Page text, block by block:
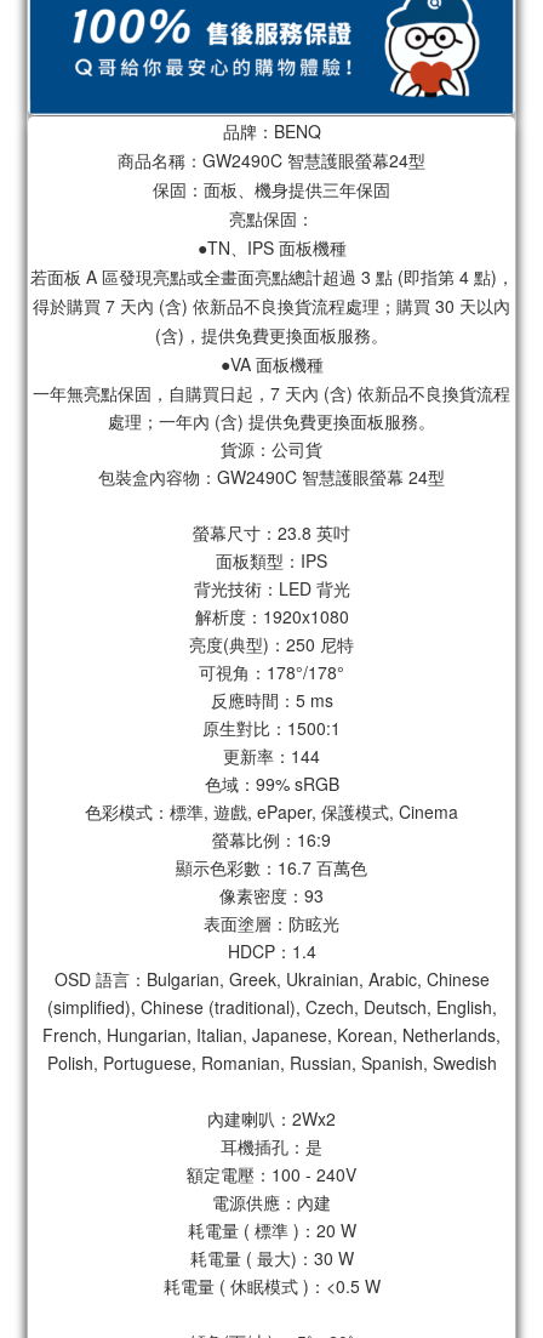
品牌：BENQ
商品名稱：GW2490C 智慧護眼螢幕24型
保固：面板、機身提供三年保固
亮點保固：
●TN、IPS 面板機種
若面板 A 區發現亮點或全畫面亮點總計超過 3 點 (即指第 4 點)，
得於購買 7 天內 (含) 依新品不良換貨流程處理；購買 30 天以內
(含)，提供免費更換面板服務。
●VA 面板機種
一年無亮點保固，自購買日起，7 天內 (含) 依新品不良換貨流程
處理；一年內 (含) 提供免費更換面板服務。
貨源：公司貨
包裝盒內容物：GW2490C 智慧護眼螢幕 24型
螢幕尺寸：23.8 英吋
面板類型：IPS
背光技術：LED 背光
解析度：1920x1080
亮度(典型)：250 尼特
可視角：178°/178°
反應時間：5 ms
原生對比：1500:1
更新率：144
色域：99% sRGB
色彩模式：標準, 遊戲, ePaper, 保護模式, Cinema
螢幕比例：16:9
顯示色彩數：16.7 百萬色
像素密度：93
表面塗層：防眩光
HDCP：1.4
OSD 語言：Bulgarian, Greek, Ukrainian, Arabic, Chinese
(simplified), Chinese (traditional), Czech, Deutsch, English,
French, Hungarian, Italian, Japanese, Korean, Netherlands,
Polish, Portuguese, Romanian, Russian, Spanish, Swedish
內建喇叭：2Wx2
耳機插孔：是
額定電壓：100 - 240V
電源供應：內建
耗電量 ( 標準 )：20 W
耗電量 ( 最大)：30 W
耗電量 ( 休眠模式 )：<0.5 W